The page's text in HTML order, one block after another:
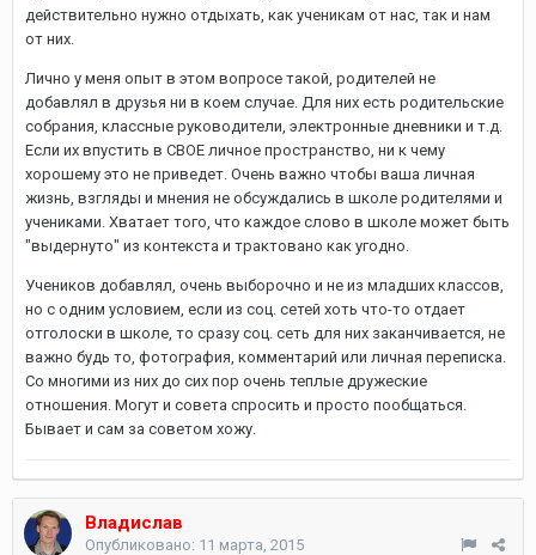
действительно нужно отдыхать, как ученикам от нас, так и нам
от них.
Лично у меня опыт в этом вопросе такой, родителей не
добавлял в друзья ни в коем случае. Для них есть родительские
собрания, классные руководители, электронные дневники и т.д.
Если их впустить в СВОЕ личное пространство, ни к чему
хорошему это не приведет. Очень важно чтобы ваша личная
жизнь, взгляды и мнения не обсуждались в школе родителями и
учениками. Хватает того, что каждое слово в школе может быть
"выдернуто" из контекста и трактовано как угодно.
Учеников добавлял, очень выборочно и не из младших классов,
но с одним условием, если из соц. сетей хоть что-то отдает
отголоски в школе, то сразу соц. сеть для них заканчивается, не
важно будь то, фотография, комментарий или личная переписка.
Со многими из них до сих пор очень теплые дружеские
отношения. Могут и совета спросить и просто пообщаться.
Бывает и сам за советом хожу.
Владислав
Опубликовано: 11 марта, 2015